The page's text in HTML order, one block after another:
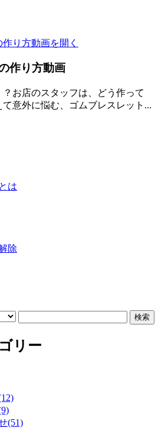
作り方動画
お店のスタッフは、どう作って
意外に悩む、ゴムブレスレット...
は
除
リー
(51)